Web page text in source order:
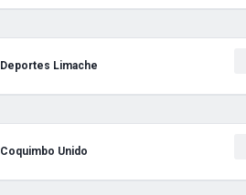
Deportes Limache
Coquimbo Unido